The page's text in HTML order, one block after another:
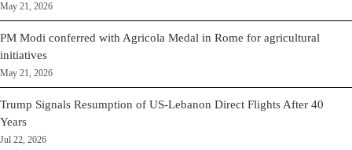
May 21, 2026
PM Modi conferred with Agricola Medal in Rome for agricultural
initiatives
May 21, 2026
Trump Signals Resumption of US-Lebanon Direct Flights After 40
Years
Jul 22, 2026